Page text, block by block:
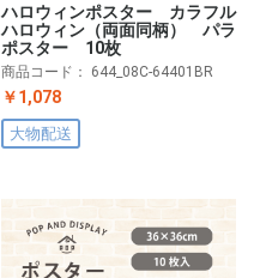
ハロウィンポスター カラフル
ハロウィン（両面同柄） パラ
ポスター 10枚
商品コード： 644_08C-64401BR
￥1,078
大物配送